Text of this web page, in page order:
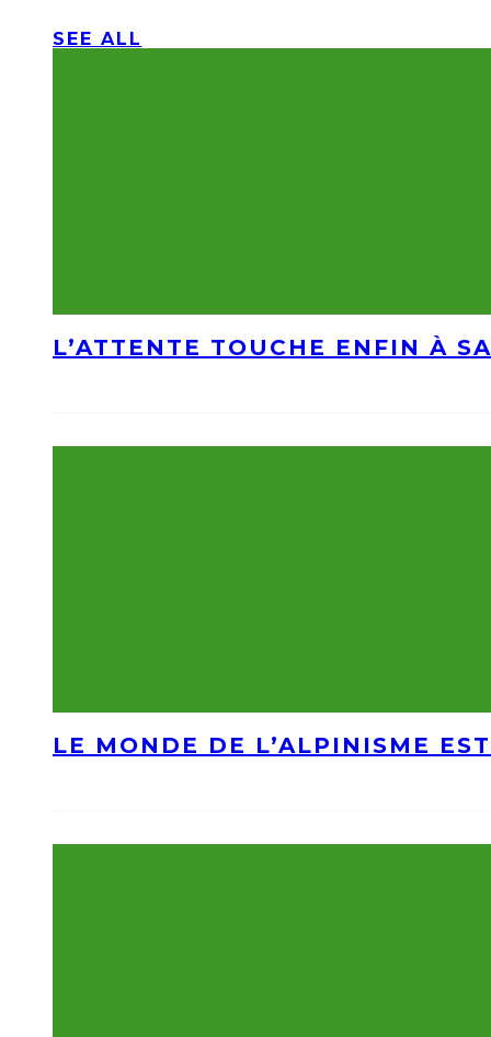
SEE ALL
L’ATTENTE TOUCHE ENFIN À
LE MONDE DE L’ALPINISME